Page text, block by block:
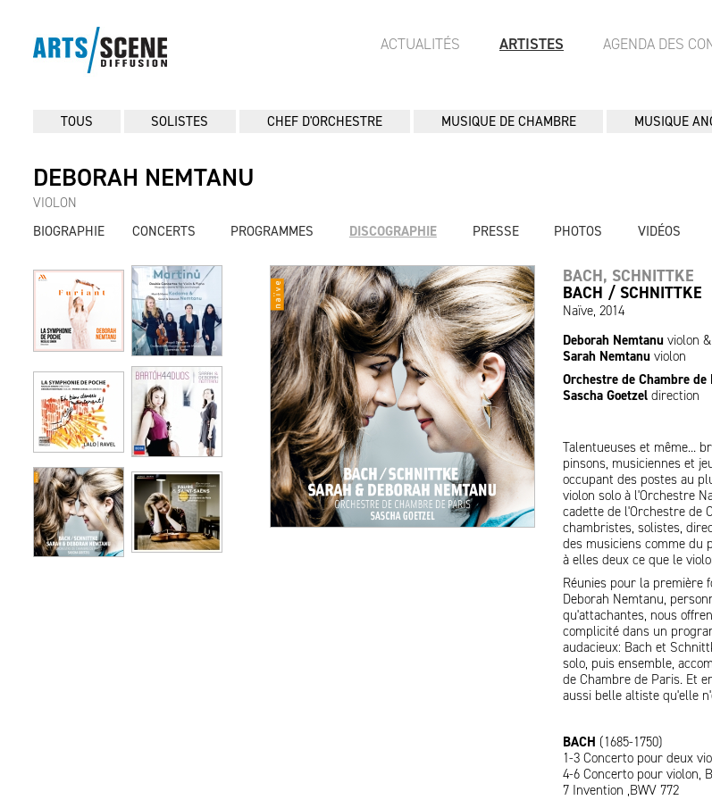
ACTUALITÉS ARTISTES AGENDA DES
TOUS SOLISTES CHEF D'ORCHESTRE MUSIQUE DE CHAMBRE MUSIQUE
DEBORAH NEMTANU
VIOLON
BIOGRAPHIE
CONCERTS PROGRAMMES DISCOGRAPHIE PRESSE PHOTOS VIDÉOS
BACH, SCHNITTKE
BACH / SCHNITTKE
Naïve, 2014
Deborah Nemtanuviolon
Sarah Nemtanu violon
Orchestre de Chambre de
Sascha Goetzel direction
Talentueuses et même...
pinsons, musiciennes et
occupant des postes au
violon solo à l'Orchestre
cadette de l'Orchestre de
chambristes, solistes,
des musiciens comme du
à elles deux ce que le
Réunies pour la première
Deborah Nemtanu,
qu'attachantes, nous
complicité dans un
audacieux: Bach et
solo, puis ensemble,
de Chambre de Paris. Et
aussi belle altiste qu'elle
BACH (1685-1750)
1-3 Concerto pour deux
4-6 Concerto pour violon,
7 Invention ,BWV 772